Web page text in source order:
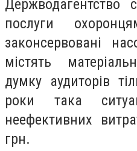
Держводагентство
послуги
законсервовані
містять
думку аудиторів
роки така
неефективних
грн.